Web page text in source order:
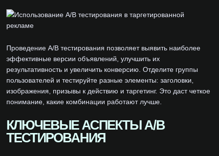
Проведение A/B тестирования позволяет выявить наиболее
эффективные версии объявлений, улучшить их
результативность и увеличить конверсию. Отделите группы
пользователей и тестируйте разные элементы: заголовки,
изображения, призывы к действию и таргетинг. Это даст четкое
понимание, какие комбинации работают лучше.
КЛЮЧЕВЫЕ АСПЕКТЫ A/B
ТЕСТИРОВАНИЯ